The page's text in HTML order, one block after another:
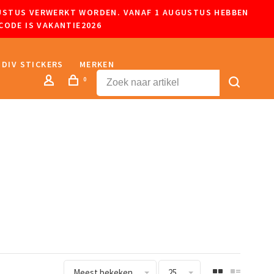
VERWERKT WORDEN. VANAF 1 AUGUSTUS HEBBEN
IS VAKANTIE2026
DIV STICKERS MERKEN
0